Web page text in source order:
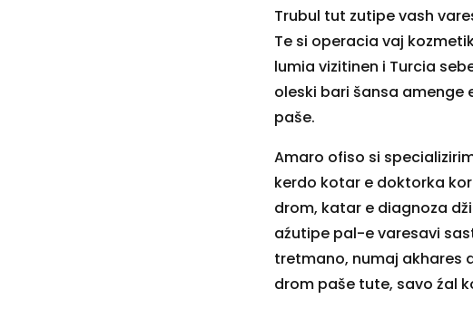
Trubul tut zutipe vash
Te si operacia vaj
lumia vizitinen i Turcia
oleski bari šansa amenge
paše.
Amaro ofiso si
kerdo kotar e doktorka
drom, katar e diagnoza
aźutipe pal-e varesavi
tretmano, numaj akhares
drom paše tute, savo źal